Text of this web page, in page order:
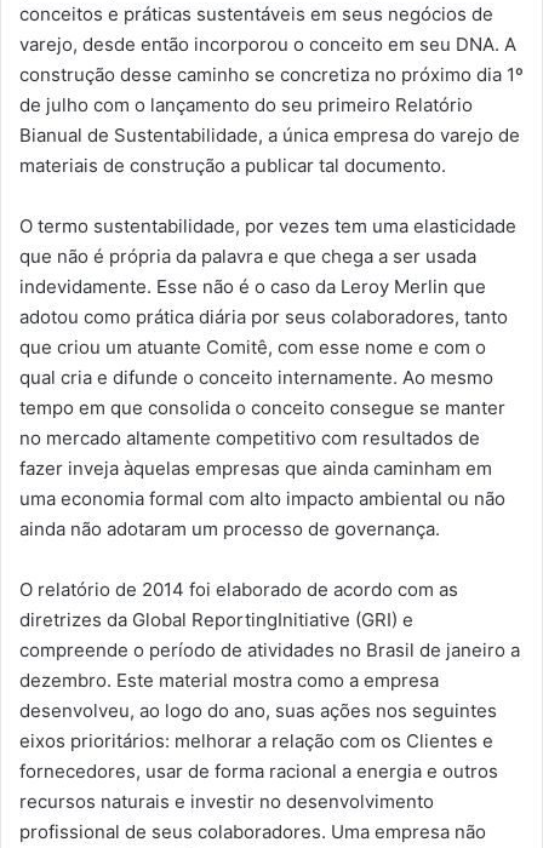
conceitos e práticas sustentáveis em seus negócios de
varejo, desde então incorporou o conceito em seu DNA. A
construção desse caminho se concretiza no próximo dia 1º
de julho com o lançamento do seu primeiro Relatório
Bianual de Sustentabilidade, a única empresa do varejo de
materiais de construção a publicar tal documento.
O termo sustentabilidade, por vezes tem uma elasticidade
que não é própria da palavra e que chega a ser usada
indevidamente. Esse não é o caso da Leroy Merlin que
adotou como prática diária por seus colaboradores, tanto
que criou um atuante Comitê, com esse nome e com o
qual cria e difunde o conceito internamente. Ao mesmo
tempo em que consolida o conceito consegue se manter
no mercado altamente competitivo com resultados de
fazer inveja àquelas empresas que ainda caminham em
uma economia formal com alto impacto ambiental ou não
ainda não adotaram um processo de governança.
O relatório de 2014 foi elaborado de acordo com as
diretrizes da Global ReportingInitiative (GRI) e
compreende o período de atividades no Brasil de janeiro a
dezembro. Este material mostra como a empresa
desenvolveu, ao logo do ano, suas ações nos seguintes
eixos prioritários: melhorar a relação com os Clientes e
fornecedores, usar de forma racional a energia e outros
recursos naturais e investir no desenvolvimento
profissional de seus colaboradores. Uma empresa não